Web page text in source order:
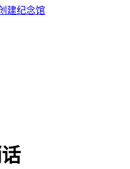
建纪念馆